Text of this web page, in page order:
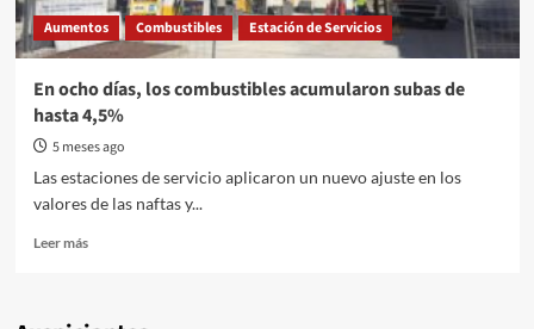
Aumentos Combustibles Estación de Servicios
En ocho días, los combustibles acumularon subas de
hasta 4,5%
5 meses ago
Las estaciones de servicio aplicaron un nuevo ajuste en los
valores de las naftas y...
Leer másRead